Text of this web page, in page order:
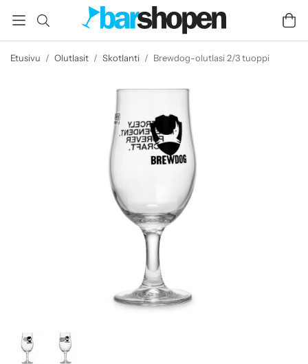
Etusivu / Olutlasit / Skotlanti / Brewdog-olutlasi 2/3 tuoppi